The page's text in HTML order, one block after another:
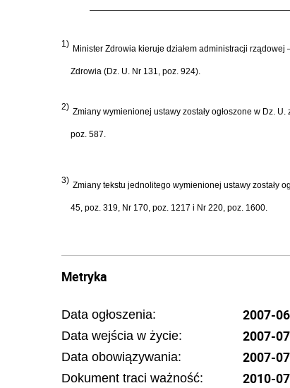
1) Minister Zdrowia kieruje działem administracji
Zdrowia (Dz. U. Nr 131, poz. 924).
2) Zmiany wymienionej ustawy zostały ogłoszone w Dz.
poz. 587.
3) Zmiany tekstu jednolitego wymienionej ustawy zostały
45, poz. 319, Nr 170, poz. 1217 i Nr 220, poz. 1600.
Metryka
Data ogłoszenia: 2007-
Data wejścia w życie: 2007-
Data obowiązywania: 2007-
Dokument traci ważność: 2010-